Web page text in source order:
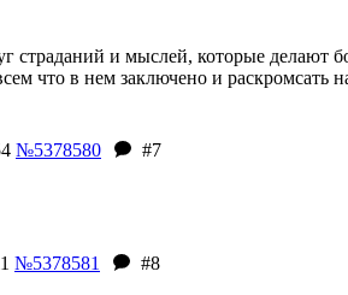
страданий и мыслей, которые делают
что в нем заключено и
№5378580
#7
№5378581
#8